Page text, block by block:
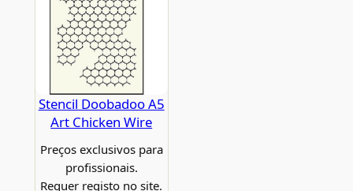
Stencil Doobadoo A5
Art Chicken Wire
Preços exclusivos para
profissionais.
Requer registo no site.